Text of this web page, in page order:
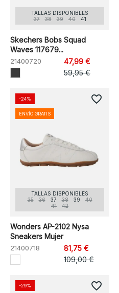
TALLAS DISPONIBLES
37
38 39 40 41
Skechers Bobs Squad
Waves 117679...
21400720
47,99 €
59,95 €
TALLAS DISPONIBLES
35
36 37 38 39
40
41
42
Wonders AP-2102 Nysa
Sneakers Mujer
21400718
81,75 €
109,00 €
-24%
ENVÍO GRATIS
favorite_border
-29% favorite_border